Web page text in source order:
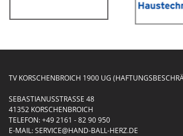
TV KORSCHENBROICH 1900 UG
SEBASTIANUSSTRASSE 48
41352 KORSCHENBROICH
TELEFON:+49 2161 - 82 90 950
E-MAIL:SERVICE@HAND-BALL-HERZ.DE